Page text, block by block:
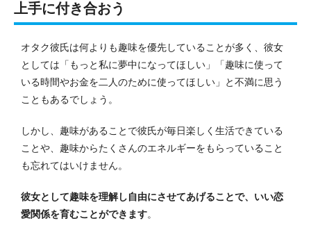
上手に付き合おう
オタク彼氏は何よりも趣味を優先していることが多く、彼女
としては「もっと私に夢中になってほしい」「趣味に使って
いる時間やお金を二人のために使ってほしい」と不満に思う
こともあるでしょう。
しかし、趣味があることで彼氏が毎日楽しく生活できている
ことや、趣味からたくさんのエネルギーをもらっていること
も忘れてはいけません。
彼女として趣味を理解し自由にさせてあげることで、いい恋
愛関係を育むことができます。